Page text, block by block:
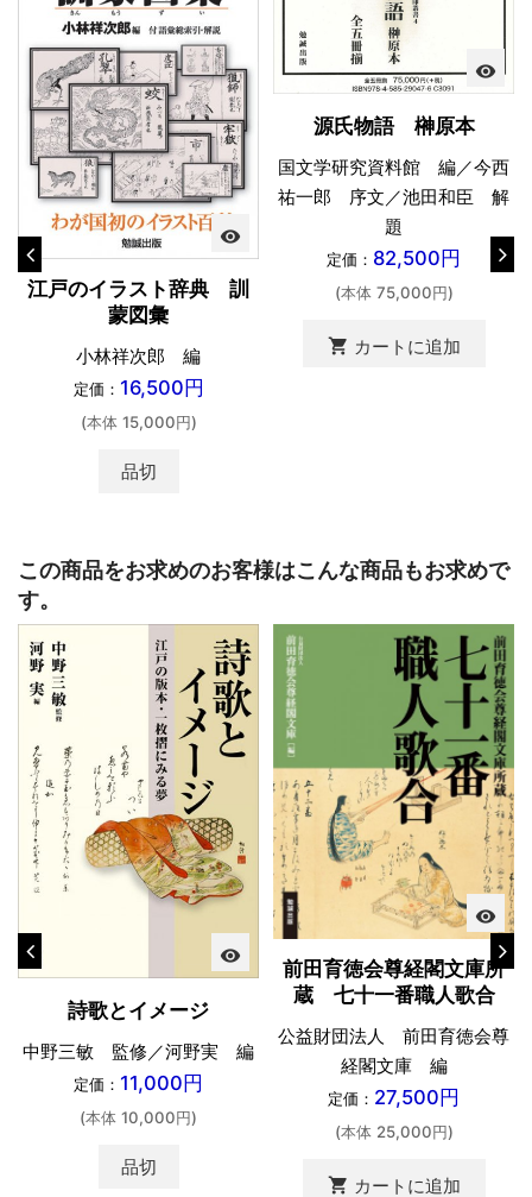
visibility
江戸のイラスト辞典 訓
蒙図彙
小林祥次郎 編
定価： 16,500円
(本体 15,000円)
品切
visibility
源氏物語 榊原本
国文学研究資料館 編／今西
祐一郎 序文／池田和臣 解
題
定価： 82,500円
(本体 75,000円)
shopping_cart カートに追加
この商品をお求めのお客様はこんな商品もお求めで
す。
visibility
詩歌とイメージ
中野三敏 監修／河野実 編
定価： 11,000円
(本体 10,000円)
品切
visibility
前田育徳会尊経閣文庫所
蔵 七十一番職人歌合
公益財団法人 前田育徳会尊
経閣文庫 編
定価： 27,500円
(本体 25,000円)
shopping_cart カートに追加